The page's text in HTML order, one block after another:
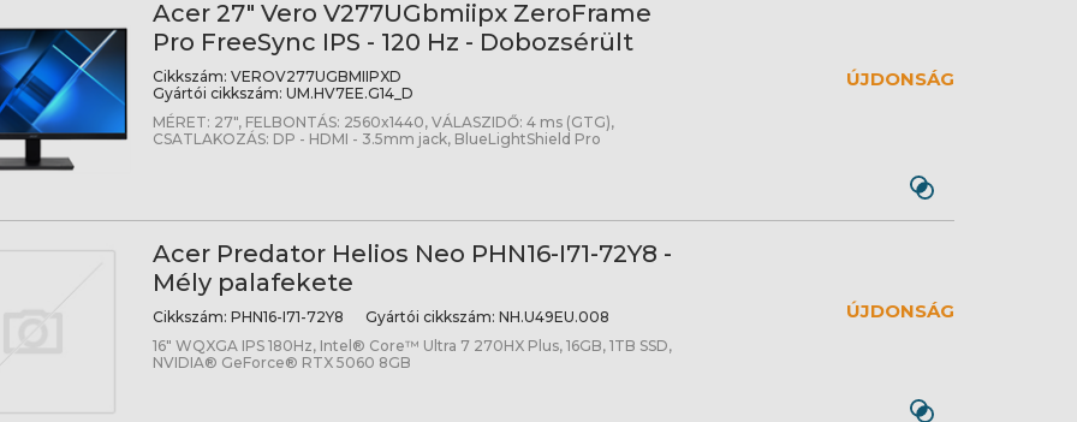
Acer 27" Vero V277UGbmiipx ZeroFrame
Pro FreeSync IPS - 120 Hz - Dobozsérült
Cikkszám: VEROV277UGBMIIPXD
Gyártói cikkszám: UM.HV7EE.G14_D
MÉRET: 27", FELBONTÁS: 2560x1440, VÁLASZIDŐ: 4 ms (GTG),
CSATLAKOZÁS: DP - HDMI - 3.5mm jack, BlueLightShield Pro
ÚJDONSÁG
Acer Predator Helios Neo PHN16-I71-72Y8 -
Mély palafekete
Cikkszám: PHN16-I71-72Y8 Gyártói cikkszám: NH.U49EU.008
16" WQXGA IPS 180Hz, Intel® Core™ Ultra 7 270HX Plus, 16GB, 1TB SSD,
NVIDIA® GeForce® RTX 5060 8GB
ÚJDONSÁG